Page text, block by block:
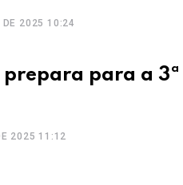
DE 2025 10:24
prepara para a
2025 11:12